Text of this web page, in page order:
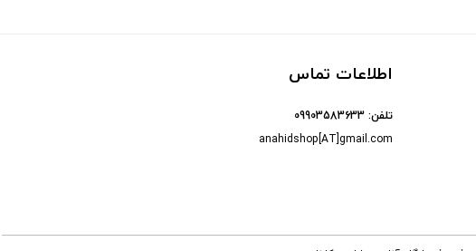
اطلاعات تماس
anahidshop[AT]gmail.com
تلفن:09903583633